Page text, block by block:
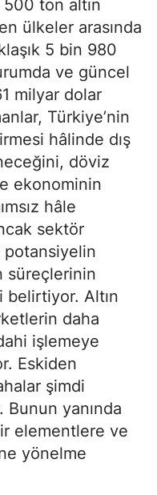
500 ton altın
ülkeler arasında
5 bin 980
ve güncel
milyar dolar
Türkiye’nin
hâlinde dış
döviz
ekonominin
hâle
sektör
süreçlerinin
belirtiyor. Altın
daha
işlemeye
Eskiden
şimdi
yanında
elementlere ve
yönelme